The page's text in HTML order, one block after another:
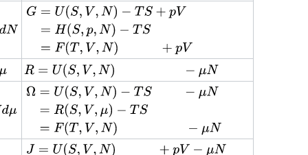
H=U(S,V,N)\qquad
\ +pV}
{\displaystyle
{\begin{aligned}G&=U(S,V,N)
-TS+pV\\&=H(S,p,N)-
TS\\&=F(T,V,N)\qquad \quad
+pV\end{aligned}}}
{\displaystyle
R=U(S,V,N)\qquad
\qquad \quad -\mu
{\displaystyle
{\begin{aligned}\Omega
&=U(S,V,N)-TS\qquad \
-\mu N\\&=R(S,V,\mu )-
{\displaystyle